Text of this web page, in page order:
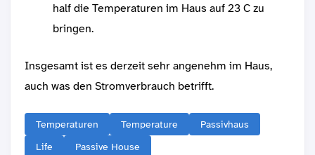
half die Temperaturen im Haus auf 23 C zu
bringen.
Insgesamt ist es derzeit sehr angenehm im Haus,
auch was den Stromverbrauch betrifft.
Temperaturen Temperature
Passivhaus
Life
Passive House